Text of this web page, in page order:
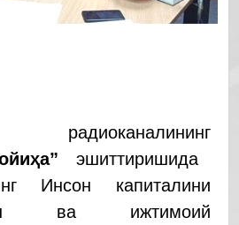
эшиттиришида
Инсон капиталини
ва ижтимоий